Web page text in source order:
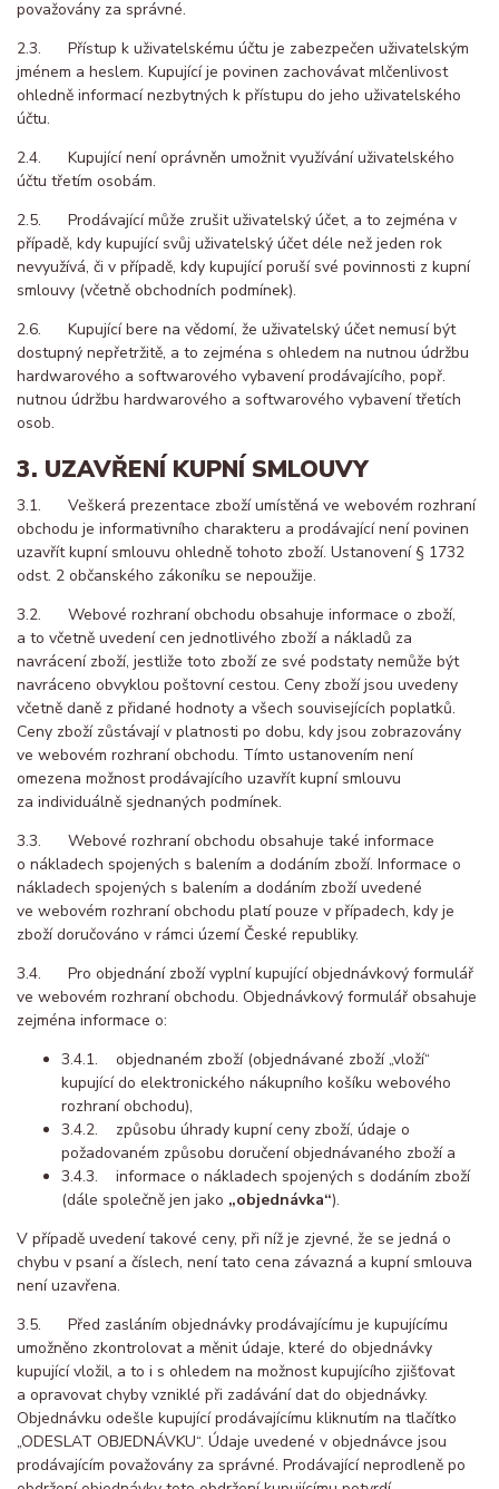
považovány za správné.
2.3. Přístup k uživatelskému účtu je zabezpečen uživatelským
jménem a heslem. Kupující je povinen zachovávat mlčenlivost
ohledně informací nezbytných k přístupu do jeho uživatelského
účtu.
2.4. Kupující není oprávněn umožnit využívání uživatelského
účtu třetím osobám.
2.5. Prodávající může zrušit uživatelský účet, a to zejména v
případě, kdy kupující svůj uživatelský účet déle než jeden rok
nevyužívá, či v případě, kdy kupující poruší své povinnosti z kupní
smlouvy (včetně obchodních podmínek).
2.6. Kupující bere na vědomí, že uživatelský účet nemusí být
dostupný nepřetržitě, a to zejména s ohledem na nutnou údržbu
hardwarového a softwarového vybavení prodávajícího, popř.
nutnou údržbu hardwarového a softwarového vybavení třetích
osob.
3. UZAVŘENÍ KUPNÍ SMLOUVY
3.1. Veškerá prezentace zboží umístěná ve webovém rozhraní
obchodu je informativního charakteru a prodávající není povinen
uzavřít kupní smlouvu ohledně tohoto zboží. Ustanovení § 1732
odst. 2 občanského zákoníku se nepoužije.
3.2. Webové rozhraní obchodu obsahuje informace o zboží,
a to včetně uvedení cen jednotlivého zboží a nákladů za
navrácení zboží, jestliže toto zboží ze své podstaty nemůže být
navráceno obvyklou poštovní cestou. Ceny zboží jsou uvedeny
včetně daně z přidané hodnoty a všech souvisejících poplatků.
Ceny zboží zůstávají v platnosti po dobu, kdy jsou zobrazovány
ve webovém rozhraní obchodu. Tímto ustanovením není
omezena možnost prodávajícího uzavřít kupní smlouvu
za individuálně sjednaných podmínek.
3.3. Webové rozhraní obchodu obsahuje také informace
o nákladech spojených s balením a dodáním zboží. Informace o
nákladech spojených s balením a dodáním zboží uvedené
ve webovém rozhraní obchodu platí pouze v případech, kdy je
zboží doručováno v rámci území České republiky.
3.4. Pro objednání zboží vyplní kupující objednávkový formulář
ve webovém rozhraní obchodu. Objednávkový formulář obsahuje
zejména informace o:
3.4.1. objednaném zboží (objednávané zboží „vloží“
kupující do elektronického nákupního košíku webového
rozhraní obchodu),
3.4.2. způsobu úhrady kupní ceny zboží, údaje o
požadovaném způsobu doručení objednávaného zboží a
3.4.3. informace o nákladech spojených s dodáním zboží
(dále společně jen jako „objednávka“).
V případě uvedení takové ceny, při níž je zjevné, že se jedná o
chybu v psaní a číslech, není tato cena závazná a kupní smlouva
není uzavřena.
3.5. Před zasláním objednávky prodávajícímu je kupujícímu
umožněno zkontrolovat a měnit údaje, které do objednávky
kupující vložil, a to i s ohledem na možnost kupujícího zjišťovat
a opravovat chyby vzniklé při zadávání dat do objednávky.
Objednávku odešle kupující prodávajícímu kliknutím na tlačítko
„ODESLAT OBJEDNÁVKU“. Údaje uvedené v objednávce jsou
prodávajícím považovány za správné. Prodávající neprodleně po